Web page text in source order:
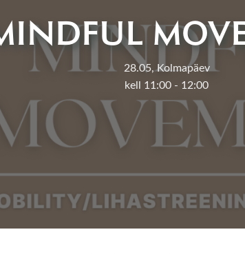
28.05, Kolmapäev
kell 11:00 - 12:00